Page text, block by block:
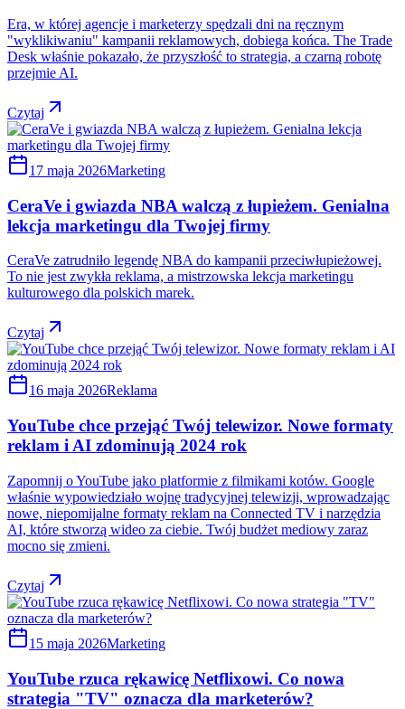
Era, w której agencje i marketerzy spędzali dni na ręcznym
"wyklikiwaniu" kampanii reklamowych, dobiega końca. The Trade
Desk właśnie pokazało, że przyszłość to strategia, a czarną robotę
przejmie AI.
Czytaj
17 maja 2026Marketing
CeraVe i gwiazda NBA walczą z łupieżem. Genialna
lekcja marketingu dla Twojej firmy
CeraVe zatrudniło legendę NBA do kampanii przeciwłupieżowej.
To nie jest zwykła reklama, a mistrzowska lekcja marketingu
kulturowego dla polskich marek.
Czytaj
16 maja 2026Reklama
YouTube chce przejąć Twój telewizor. Nowe formaty
reklam i AI zdominują 2024 rok
Zapomnij o YouTube jako platformie z filmikami kotów. Google
właśnie wypowiedziało wojnę tradycyjnej telewizji, wprowadzając
nowe, niepomijalne formaty reklam na Connected TV i narzędzia
AI, które stworzą wideo za ciebie. Twój budżet mediowy zaraz
mocno się zmieni.
Czytaj
15 maja 2026Marketing
YouTube rzuca rękawicę Netflixowi. Co nowa
strategia "TV" oznacza dla marketerów?